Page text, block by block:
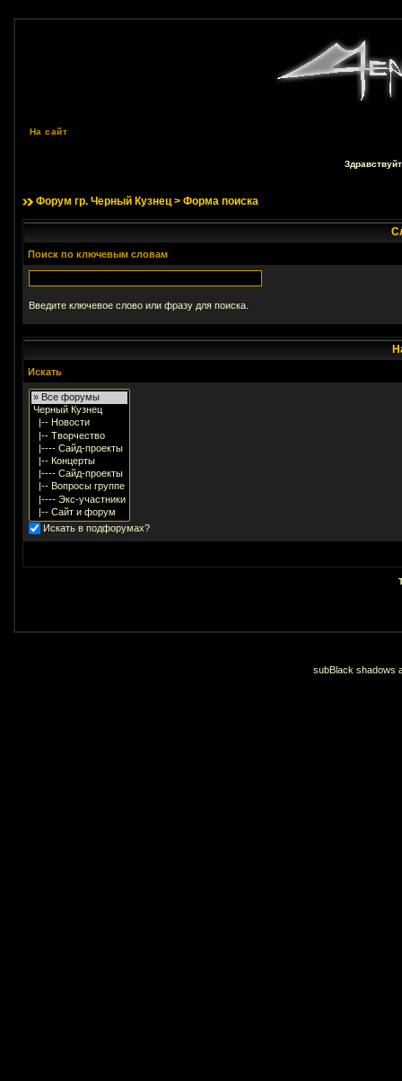
На сайт
Форум гр. Черный Кузнец> Форма поиска
Поиск по ключевым словам
Введите ключевое слово или фразу для поиска.
Искать
Искать в подфорумах?
subBlack shadows